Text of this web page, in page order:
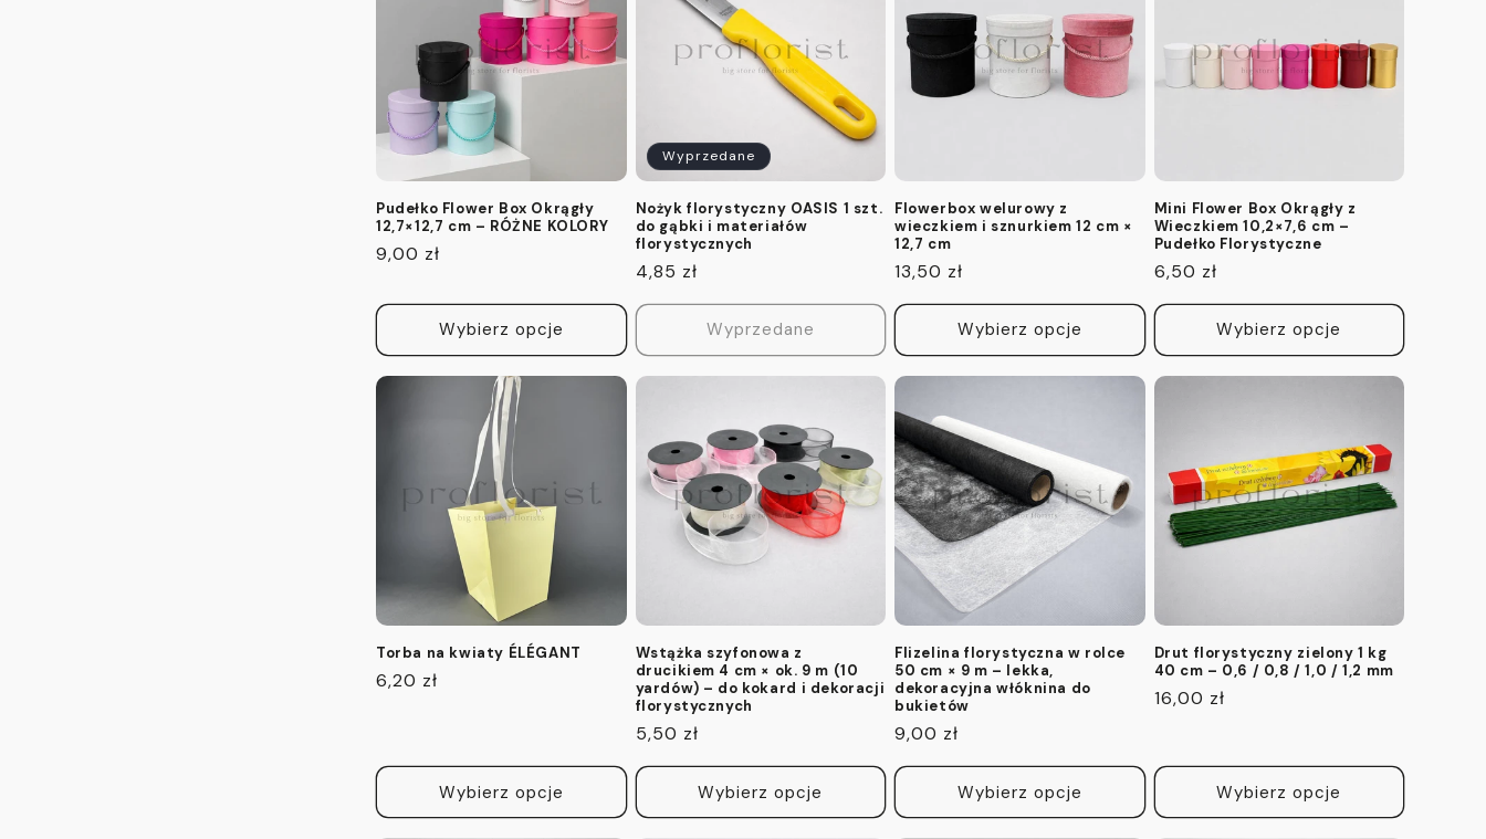
Pudełko Flower Box Okrągły
12,7×12,7 cm – RÓŻNE KOLORY
Cena
9,00 zł
Wybierz opcje
Wyprzedane
Nożyk florystyczny OASIS 1 szt.
do gąbki i materiałów
florystycznych
Cena
regularna
4,85 zł
Wyprzedane
Flowerbox welurowy z
wieczkiem i sznurkiem 12 cm ×
12,7 cm
Cena
regularna
13,50 zł
Wybierz opcje
Mini Flower Box Okrągły z
Wieczkiem 10,2×7,6 cm –
Pudełko Florystyczne
Cena
regularna
6,50 zł
Wybierz opcje
Torba na kwiaty ÉLÉGANT
Cena
6,20 zł
Wybierz opcje
Wstążka szyfonowa z
drucikiem 4 cm × ok. 9 m (10
yardów) – do kokard i dekoracji
florystycznych
Cena
regularna
5,50 zł
Wybierz opcje
Flizelina florystyczna w rolce
50 cm × 9 m – lekka,
dekoracyjna włóknina do
bukietów
Cena
regularna
9,00 zł
Wybierz opcje
Drut florystyczny zielony 1 kg
40 cm – 0,6 / 0,8 / 1,0 / 1,2 mm
Cena
16,00 zł
Wybierz opcje